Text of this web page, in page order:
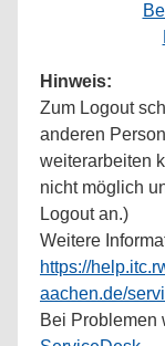
Hinweis:
Zum Logout
anderen
weiterarbeiten
nicht möglich
Logout an.)
Weitere
https://
aachen.de/
Bei Problemen